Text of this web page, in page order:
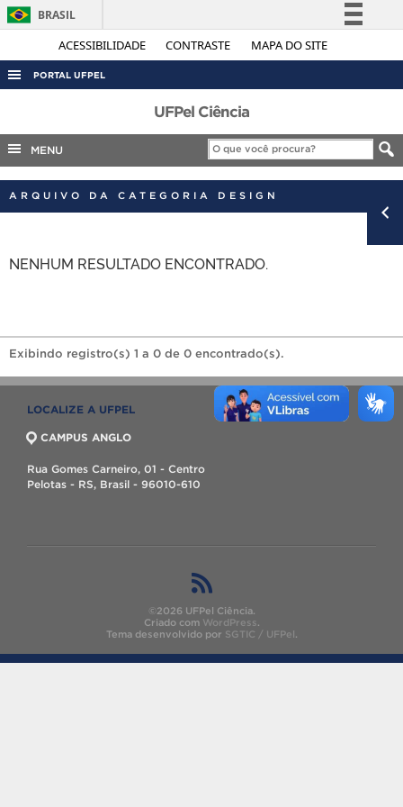
ACESSIBILIDADE CONTRASTE MAPA DO SITE
BRASIL
Simplifique!
Legislação
Canais
PORTAL UFPEL
AUDITORIA
COBALTO
CONCURSOS
INTERNACIONAL
TELEFONES
UFPel Ciência
MENU
ARQUIVO DA CATEGORIA DESIGN
NENHUM RESULTADO ENCONTRADO.
Exibindo registro(s) 1 a 0 de 0 encontrado(s).
LOCALIZE A UFPEL
CAMPUS ANGLO
Rua Gomes Carneiro, 01 - Centro
Pelotas - RS, Brasil - 96010-610
©2026 UFPel Ciência.
Criado com WordPress.
Tema desenvolvido por SGTIC / UFPel.